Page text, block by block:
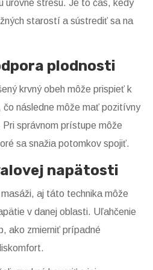
úrovne stresu. Je to čas, kedy
starostí a sústrediť sa na
plodnosti
krvný obeh môže prispieť k
čo následne môže mať pozitívny
Pri správnom prístupe môže
sa snažia potomkov spojiť.
napätosti
aj táto technika môže
v danej oblasti. Uľahčenie
ako zmierniť prípadné